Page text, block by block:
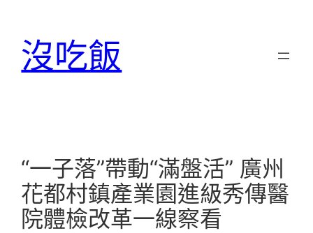
沒吃飯
“一子落”帶動“滿盤活” 廣州
花都村鎮產業園進級秀傳醫
院體檢改革一線察看